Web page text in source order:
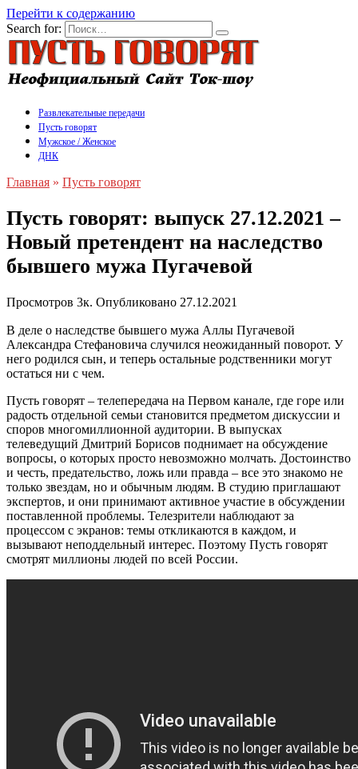
Перейти к содержанию
Search for:
Развлекательные передачи
Пусть говорят
Мужское / Женское
ДНК
Главная » Пусть говорят
Пусть говорят: выпуск 27.12.2021 –
Новый претендент на наследство
бывшего мужа Пугачевой
Просмотров 3к. Опубликовано 27.12.2021
В деле о наследстве бывшего мужа Аллы Пугачевой
Александра Стефановича случился неожиданный поворот. У
него родился сын, и теперь остальные родственники могут
остаться ни с чем.
Пусть говорят – телепередача на Первом канале, где горе или
радость отдельной семьи становится предметом дискуссии и
споров многомиллионной аудитории. В выпусках
телеведущий Дмитрий Борисов поднимает на обсуждение
вопросы, о которых просто невозможно молчать. Достоинство
и честь, предательство, ложь или правда – все это знакомо не
только звездам, но и обычным людям. В студию приглашают
экспертов, и они принимают активное участие в обсуждении
поставленной проблемы. Телезрители наблюдают за
процессом с экранов: темы откликаются в каждом, и
вызывают неподдельный интерес. Поэтому Пусть говорят
смотрят миллионы людей по всей России.